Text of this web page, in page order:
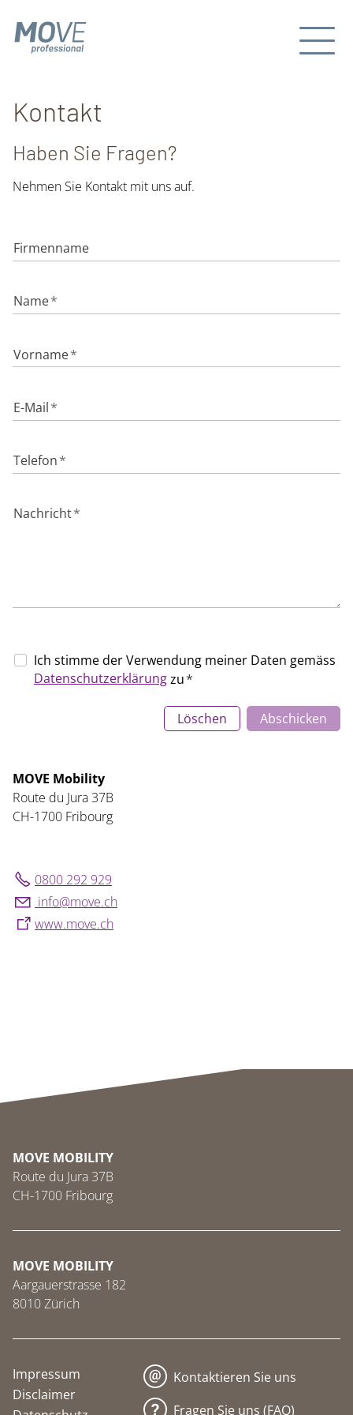
Kontakt
Haben Sie Fragen?
Nehmen Sie Kontakt mit uns auf.
Firmenname
Name*
Vorname*
E-Mail*
Telefon*
Nachricht*
Ich stimme der Verwendung meiner Daten gemäss
Datenschutzerklärungzu*
Löschen Abschicken
MOVE Mobility
Route du Jura 37B
CH-1700 Fribourg
0800 292 929
nf
m v
ch
www.move.ch
MOVE MOBILITY
Route du Jura 37B
CH-1700 Fribourg
MOVE MOBILITY
Aargauerstrasse 182
8010 Zürich
Impressum
Disclaimer
Kontaktieren Sie uns
Fragen Sie uns (FAQ)